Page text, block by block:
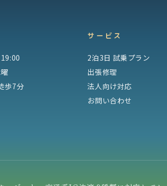
歩7分
サービス
2泊3日 試乗プラン
出張修理
法人向け対応
お問い合わせ